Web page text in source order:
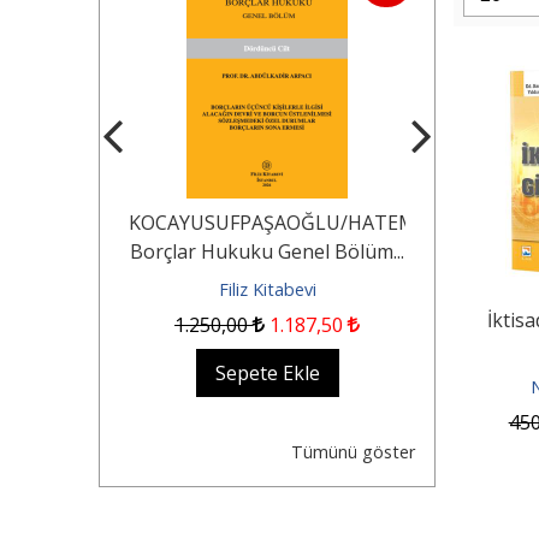
KOCAYUSUFPAŞAOĞLU/HATEMİ/SEROZAN/
Borçlar Hukuku Genel Bölüm...
Filiz Kitabevi
1.250,00 1.187,50
Sepete Ekle
Akademik
Soru
Tümünü göster